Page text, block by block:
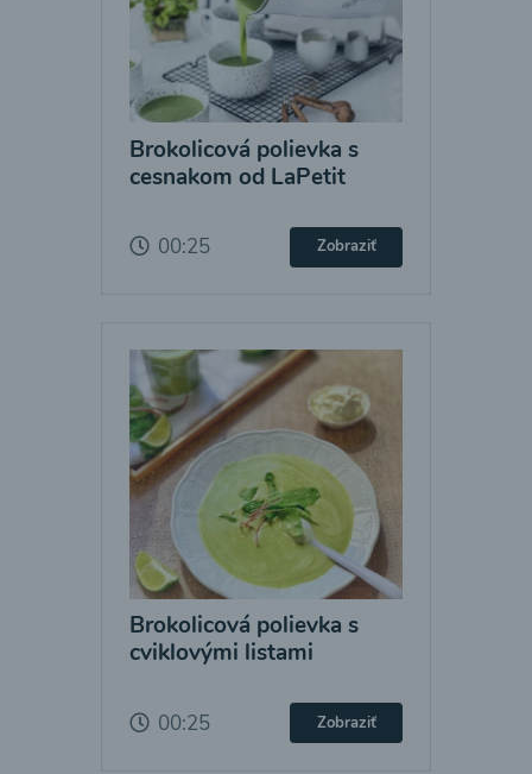
Brokolicová polievka s
cesnakom od LaPetit
00:25 Zobraziť
Brokolicová polievka s
cviklovými listami
00:25 Zobraziť